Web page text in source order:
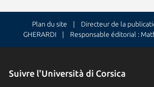
Plan du site | Directeur de la
GHERARDI | Responsable éditorial :
Suivre l'Università di Corsica